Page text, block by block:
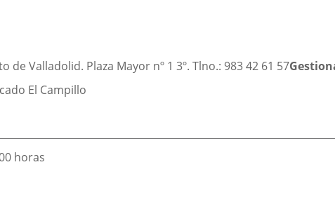
de Valladolid. Plaza Mayor nº 1 3º. Tlno.: 983 42 61 57
El Campillo
horas